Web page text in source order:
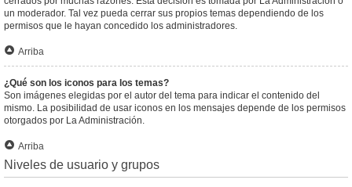
un moderador. Tal vez pueda cerrar sus propios temas dependiendo de los
permisos que le hayan concedido los administradores.
Arriba
¿Qué son los iconos para los temas?
Son imágenes elegidas por el autor del tema para indicar el contenido del
mismo. La posibilidad de usar iconos en los mensajes depende de los permisos
otorgados por La Administración.
Arriba
Niveles de usuario y grupos